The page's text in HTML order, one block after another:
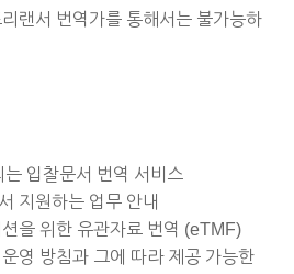
랜서 번역가를 통해서는 불가능하
입찰문서 번역 서비스
지원하는 업무 안내
을 위한 유관자료 번역 (eTMF)
영 방침과 그에 따라 제공 가능한